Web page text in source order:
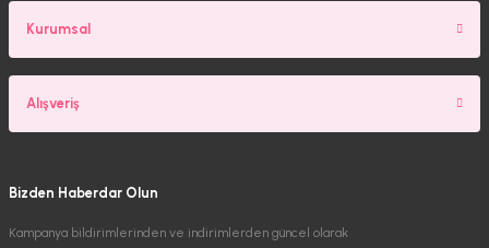
Kurumsal
Alışveriş
Bizden Haberdar Olun
Kampanya bildirimlerinden ve indirimlerden güncel olarak